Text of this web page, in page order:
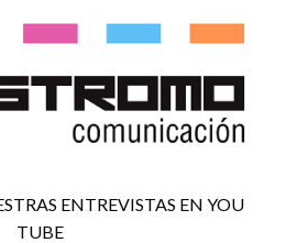
ENTREVISTAS EN YOU
TUBE